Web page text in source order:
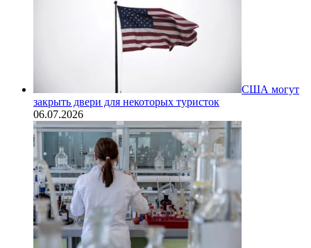
США могут
закрыть двери для некоторых туристок
06.07.2026